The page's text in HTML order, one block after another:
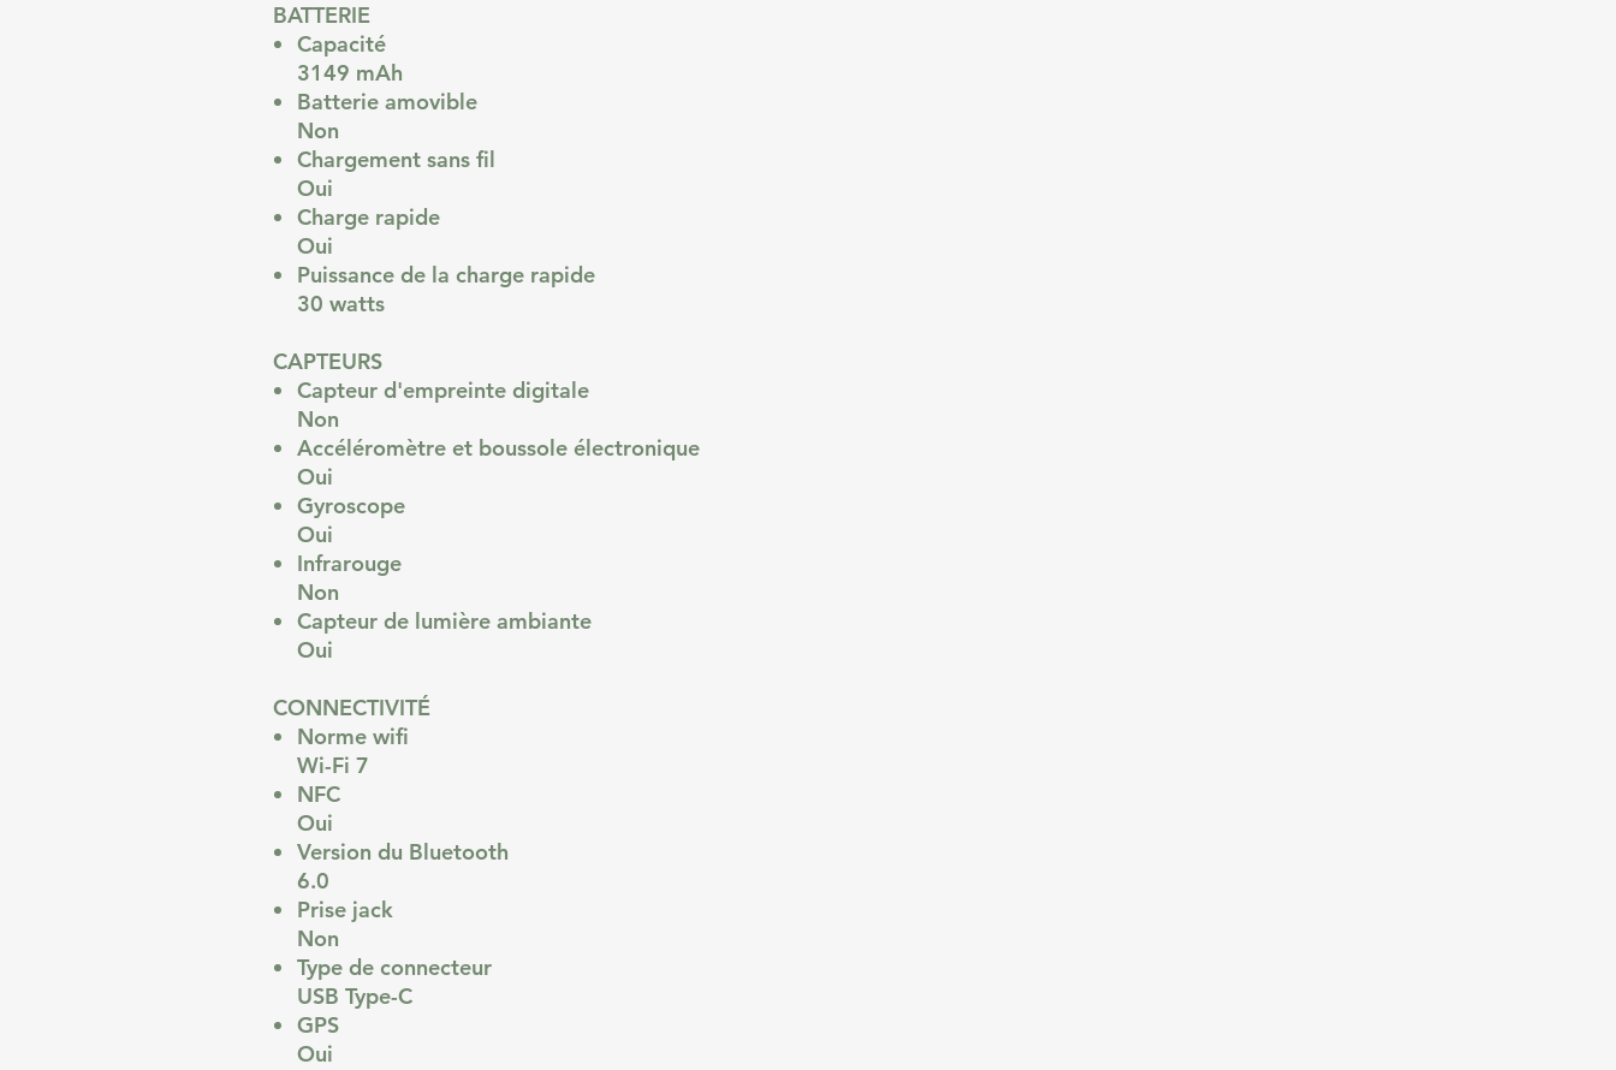
BATTERIE
Capacité
3149 mAh
Batterie amovible
Non
Chargement sans fil
Oui
Charge rapide
Oui
Puissance de la charge rapide
30 watts
CAPTEURS
Capteur d'empreinte digitale
Non
Accéléromètre et boussole électronique
Oui
Gyroscope
Oui
Infrarouge
Non
Capteur de lumière ambiante
Oui
CONNECTIVITÉ
Norme wifi
Wi-Fi 7
NFC
Oui
Version du Bluetooth
6.0
Prise jack
Non
Type de connecteur
USB Type-C
GPS
Oui